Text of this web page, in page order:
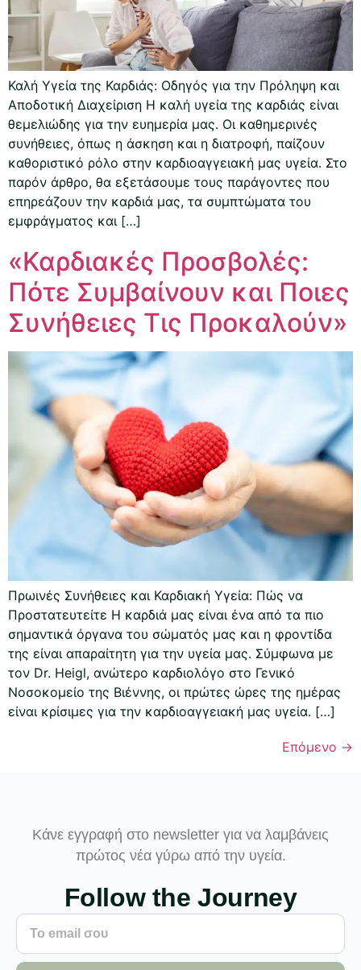
Καλή Υγεία της Καρδιάς: Οδηγός για την Πρόληψη και
Αποδοτική Διαχείριση Η καλή υγεία της καρδιάς είναι
θεμελιώδης για την ευημερία μας. Οι καθημερινές
συνήθειες, όπως η άσκηση και η διατροφή, παίζουν
καθοριστικό ρόλο στην καρδιοαγγειακή μας υγεία. Στο
παρόν άρθρο, θα εξετάσουμε τους παράγοντες που
επηρεάζουν την καρδιά μας, τα συμπτώματα του
εμφράγματος και […]
«Καρδιακές Προσβολές:
Πότε Συμβαίνουν και Ποιες
Συνήθειες Τις Προκαλούν»
Πρωινές Συνήθειες και Καρδιακή Υγεία: Πώς να
Προστατευτείτε Η καρδιά μας είναι ένα από τα πιο
σημαντικά όργανα του σώματός μας και η φροντίδα
της είναι απαραίτητη για την υγεία μας. Σύμφωνα με
τον Dr. Heigl, ανώτερο καρδιολόγο στο Γενικό
Νοσοκομείο της Βιέννης, οι πρώτες ώρες της ημέρας
είναι κρίσιμες για την καρδιοαγγειακή μας υγεία. […]
Επόμενο →
Κάνε εγγραφή στο newsletter για να λαμβάνεις
πρώτος νέα γύρω από την υγεία.
Follow the Journey